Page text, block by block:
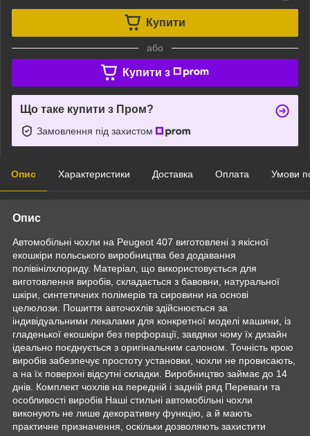
Купити
або
Купити з
Що таке купити з Пром?
Замовлення під захистом
Опис Характеристики Доставка Оплата Умови
Опис
Автомобільні чохли на Peugeot 407 виготовлені з якісної
екошкіри польського виробництва без додавання
полівінілхлориду. Матеріал, що використовується для
виготовлення виробів, складається з бавовни, натуральної
шкіри, синтетичних полімерів та сировини на основі
целюлози. Пошиття авточохлів здійснюється за
індивідуальними лекалами для конкретної моделі машини, із
гладенької екошкіри без перфорації, завдяки чому їх дизайн
ідеально поєднується з оригінальним салоном. Точність крою
виробів забезпечує простоту установки, чохли не провисають,
а на їх поверхні відсутні складки. Виробництво займає до 14
днів. Комплект чохлів на передній і задній ряд Переваги та
особливості виробів Наші стильні автомобільні чохли
виконують не лише декоративну функцію, а й мають
практичне призначення, оскільки дозволяють захистити